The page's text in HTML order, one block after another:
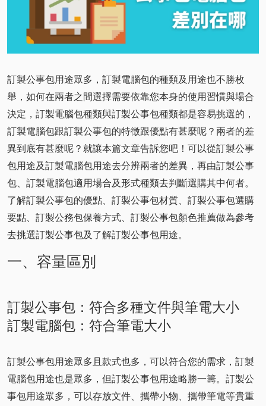
訂製公事包用途眾多，訂製電腦包的種類及用途也不勝枚
舉，如何在兩者之間選擇需要依靠您本身的使用習慣與場合
決定，訂製電腦包種類與訂製公事包種類都是容易挑選的，
訂製電腦包跟訂製公事包的特徵跟優點有甚麼呢？兩者的差
異到底有甚麼呢？就讓本篇文章告訴您吧！可以從訂製公事
包用途及訂製電腦包用途去分辨兩者的差異，再由訂製公事
包、訂製電腦包適用場合及形式種類去判斷選購其中何者。
了解訂製公事包的優點、訂製公事包材質、訂製公事包選購
要點、訂製公務包保養方式、訂製公事包顏色推薦做為參考
去挑選訂製公事包及了解訂製公事包用途。
一、容量區別
訂製公事包：符合多種文件與筆電大小
訂製電腦包：符合筆電大小
訂製公事包用途眾多且款式也多，可以符合您的需求，訂製
電腦包用途也是眾多，但訂製公事包用途略勝一籌。訂製公
事包用途眾多，可以存放文件、攜帶小物、攜帶筆電等貴重